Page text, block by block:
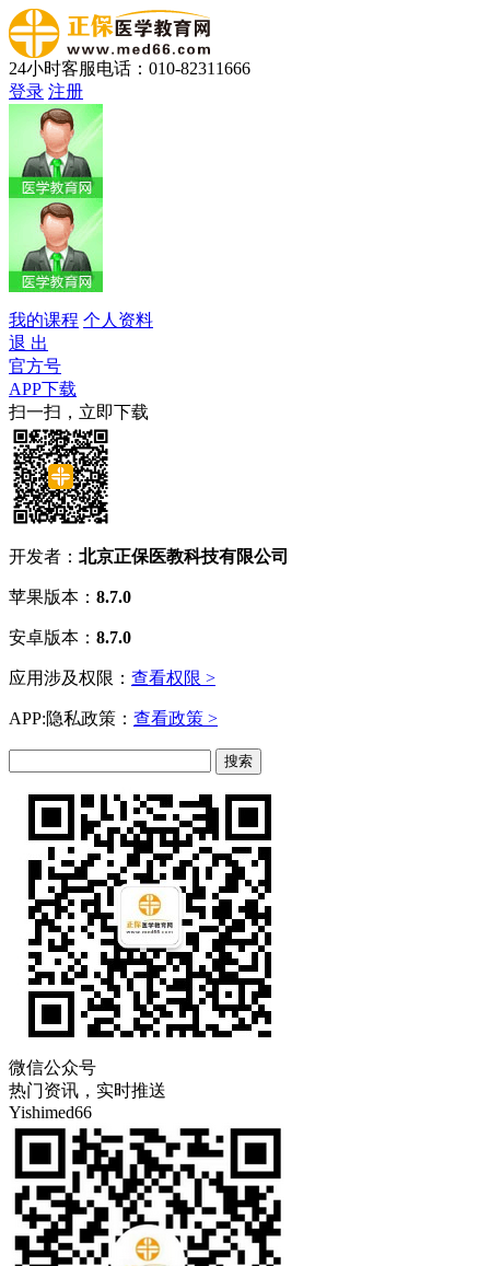
24小时客服电话：010-82311666
登录 注册
我的课程 个人资料
退 出
官方号
APP下载
扫一扫，立即下载
开发者： 北京正保医教科技有限公司
苹果版本： 8.7.0
安卓版本： 8.7.0
应用涉及权限： 查看权限 >
APP:隐私政策： 查看政策 >
微信公众号
热门资讯，实时推送
Yishimed66